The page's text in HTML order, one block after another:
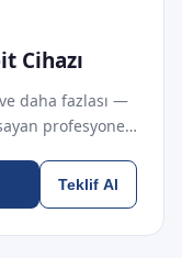
Cihazı
daha fazlası —
profesyone…
Teklif Al